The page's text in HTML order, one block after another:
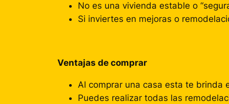
No es una vivienda estable o
Si inviertes en mejoras o
Ventajas de comprar
Al comprar una casa esta te
Puedes realizar todas las